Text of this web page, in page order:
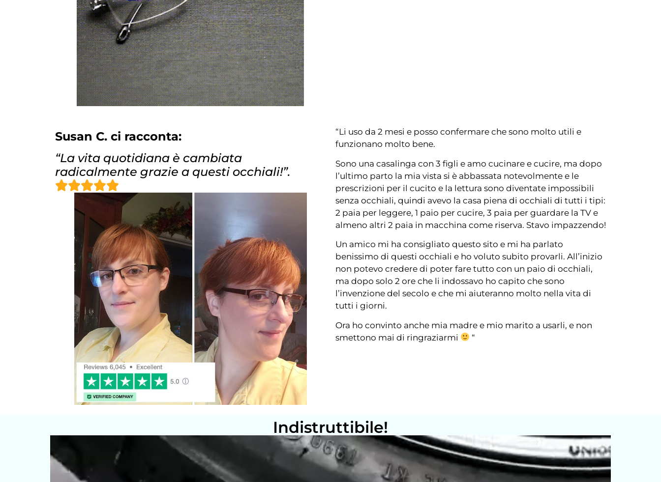
Susan C. ci racconta:
“La vita quotidiana è cambiata
radicalmente grazie a questi occhiali!”.
“Li uso da 2 mesi e posso confermare che sono molto utili e
funzionano molto bene.
Sono una casalinga con 3 figli e amo cucinare e cucire, ma dopo
l’ultimo parto la mia vista si è abbassata notevolmente e le
prescrizioni per il cucito e la lettura sono diventate impossibili
senza occhiali, quindi avevo la casa piena di occhiali di tutti i tipi:
2 paia per leggere, 1 paio per cucire, 3 paia per guardare la TV e
almeno altri 2 paia in macchina come riserva. Stavo impazzendo!
Un amico mi ha consigliato questo sito e mi ha parlato
benissimo di questi occhiali e ho voluto subito provarli. All’inizio
non potevo credere di poter fare tutto con un paio di occhiali,
ma dopo solo 2 ore che li indossavo ho capito che sono
l’invenzione del secolo e che mi aiuteranno molto nella vita di
tutti i giorni.
Ora ho convinto anche mia madre e mio marito a usarli, e non
smettono mai di ringraziarmi
“
Indistruttibile!